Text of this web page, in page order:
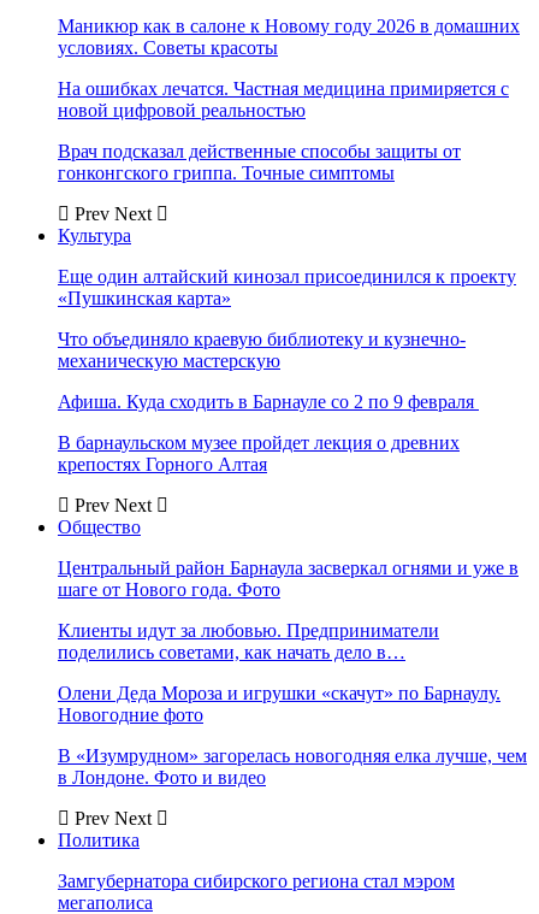
Маникюр как в салоне к Новому году 2026 в домашних
условиях. Советы красоты
На ошибках лечатся. Частная медицина примиряется с
новой цифровой реальностью
Врач подсказал действенные способы защиты от
гонконгского гриппа. Точные симптомы
Prev Next
Культура
Еще один алтайский кинозал присоединился к проекту
«Пушкинская карта»
Что объединяло краевую библиотеку и кузнечно-
механическую мастерскую
Афиша. Куда сходить в Барнауле со 2 по 9 февраля
В барнаульском музее пройдет лекция о древних
крепостях Горного Алтая
Prev Next
Общество
Центральный район Барнаула засверкал огнями и уже в
шаге от Нового года. Фото
Клиенты идут за любовью. Предприниматели
поделились советами, как начать дело в…
Олени Деда Мороза и игрушки «скачут» по Барнаулу.
Новогодние фото
В «Изумрудном» загорелась новогодняя елка лучше, чем
в Лондоне. Фото и видео
Prev Next
Политика
Замгубернатора сибирского региона стал мэром
мегаполиса